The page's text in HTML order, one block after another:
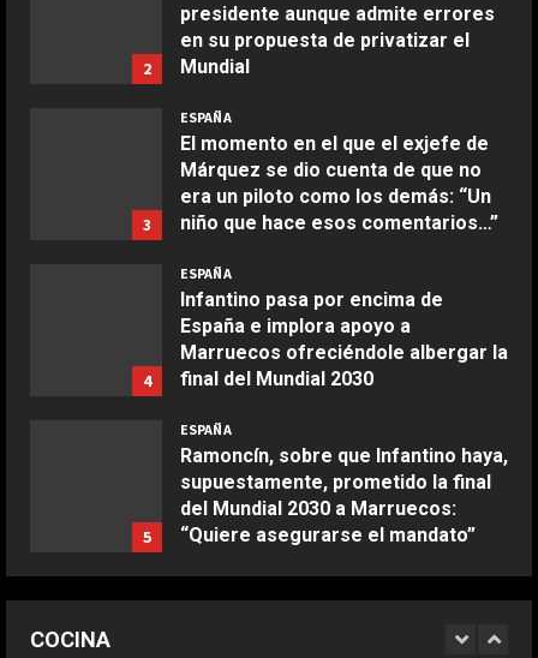
2
presidente aunque admite errores
en su propuesta de privatizar el
Mundial
3
ESPAÑA
El momento en el que el exjefe de
Márquez se dio cuenta de que no
era un piloto como los demás: “Un
niño que hace esos comentarios…”
4
ESPAÑA
Infantino pasa por encima de
España e implora apoyo a
Marruecos ofreciéndole albergar la
final del Mundial 2030
5
ESPAÑA
Ramoncín, sobre que Infantino haya,
supuestamente, prometido la final
del Mundial 2030 a Marruecos:
“Quiere asegurarse el mandato”
final del Mundial 2030 se juegue en
COCINA
Boquerones fritos en freidora de
aire
Aprile 24, 2026
Buñuelos de alcachofas
Aprile 5, 2026
Ternera guisada con senderuelas
Marzo 20, 2026
Ensalada de habas y alcachofas con
langostinos